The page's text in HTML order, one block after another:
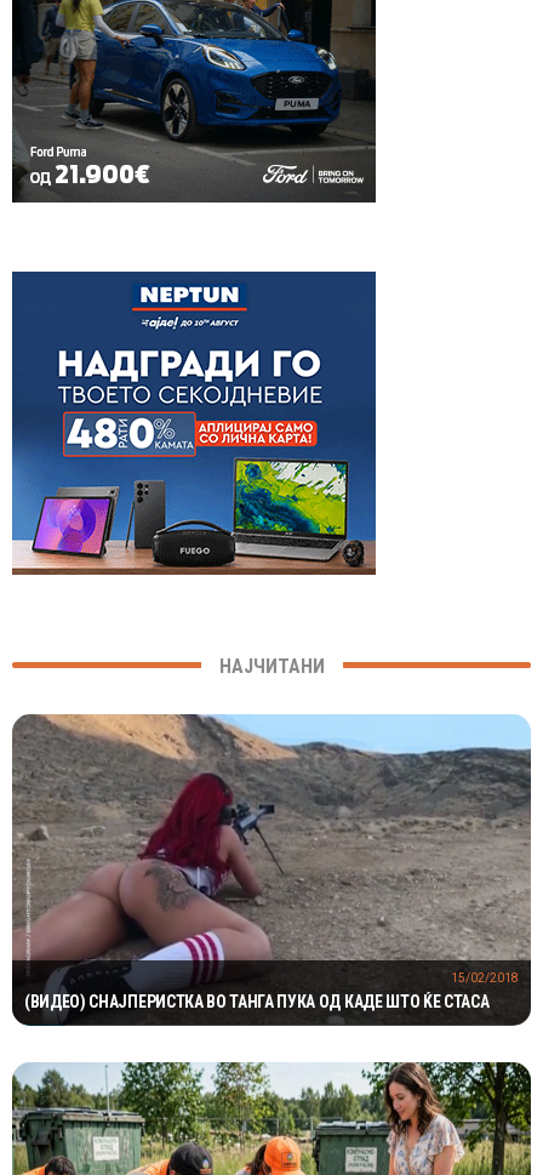
НАЈЧИТАНИ
(ВИДЕО) СНАЈПЕРИСТКА ВО ТАНГА ПУКА ОД КАДЕ ШТО ЌЕ СТАСА
15/02/2018